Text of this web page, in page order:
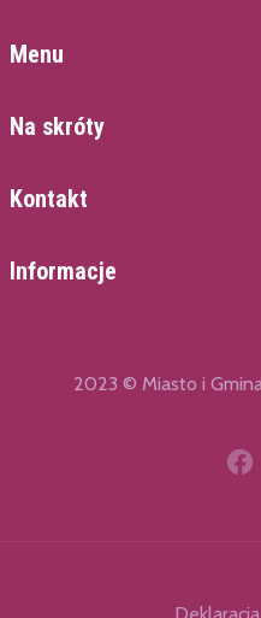
Menu
Na skróty
Kontakt
Informacje
2023 © Miasto i